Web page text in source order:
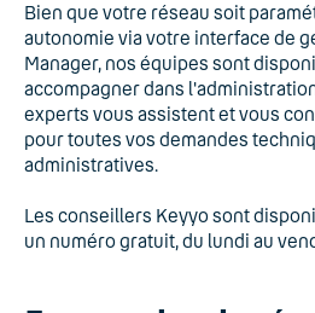
Bien que votre réseau soit
autonomie via votre interface de
Manager, nos équipes sont
accompagner dans
experts vous assistent et vous
pour toutes vos demandes
administratives.
Les conseillers Keyyo sont
un numéro gratuit, du lundi au